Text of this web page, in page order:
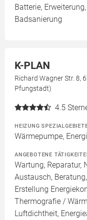
Batterie,
Badsanierung
K-PLAN
Richard Wagner Str. 8,
Pfungstadt)
4.5
HEIZUNG
Wärmepumpe,
ANGEBOTENE
Wartung, Reparatur,
Austausch,
Erstellung
Thermografie /
Luftdichtheit,